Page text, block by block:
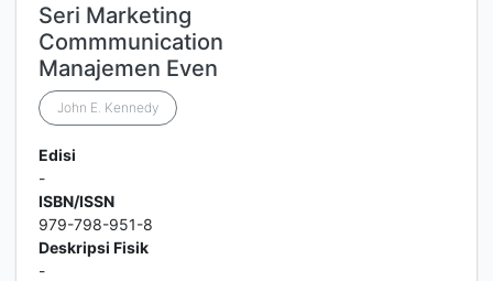
Seri Marketing
Commmunication
Manajemen Even
John E. Kennedy
Edisi
-
ISBN/ISSN
979-798-951-8
Deskripsi Fisik
-